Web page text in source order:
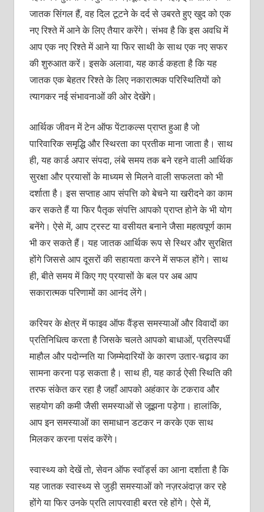
जातक सिंगल हैं, वह दिल टूटने के दर्द से उबरते हुए खुद को एक
नए रिश्ते में आने के लिए तैयार करेंगे। संभव है कि इस अवधि में
आप एक नए रिश्ते में आने या फिर साथी के साथ एक नए सफर
की शुरुआत करें। इसके अलावा, यह कार्ड कहता है कि यह
जातक एक बेहतर रिश्ते के लिए नकारात्मक परिस्थितियों को
त्यागकर नई संभावनाओं की ओर देखेंगे।
आर्थिक जीवन में टेन ऑफ पेंटाकल्स प्राप्त हुआ है जो
पारिवारिक समृद्धि और स्थिरता का प्रतीक माना जाता है। साथ
ही, यह कार्ड अपार संपदा, लंबे समय तक बने रहने वाली आर्थिक
सुरक्षा और प्रयासों के माध्यम से मिलने वाली सफलता को भी
दर्शाता है। इस सप्ताह आप संपत्ति को बेचने या खरीदने का काम
कर सकते हैं या फिर पैतृक संपत्ति आपको प्राप्त होने के भी योग
बनेंगे। ऐसे में, आप ट्रस्ट या वसीयत बनाने जैसा महत्वपूर्ण काम
भी कर सकते हैं। यह जातक आर्थिक रूप से स्थिर और सुरक्षित
होंगे जिससे आप दूसरों की सहायता करने में सफल होंगे। साथ
ही, बीते समय में किए गए प्रयासों के बल पर अब आप
सकारात्मक परिणामों का आनंद लेंगे।
करियर के क्षेत्र में फाइव ऑफ वैंड्स समस्याओं और विवादों का
प्रतिनिधित्व करता है जिसके चलते आपको बाधाओं, प्रतिस्पर्धी
माहौल और पदोन्नति या जिम्मेदारियों के कारण उतार-चढ़ाव का
सामना करना पड़ सकता है। साथ ही, यह कार्ड ऐसी स्थिति की
तरफ संकेत कर रहा है जहाँ आपको अहंकार के टकराव और
सहयोग की कमी जैसी समस्याओं से जूझना पड़ेगा। हालांकि,
आप इन समस्याओं का समाधान डटकर न करके एक साथ
मिलकर करना पसंद करेंगे।
स्वास्थ्य को देखें तो, सेवन ऑफ स्वॉर्ड्स का आना दर्शाता है कि
यह जातक स्वास्थ्य से जुड़ी समस्याओं को नज़रअंदाज़ कर रहे
होंगे या फिर उनके प्रति लापरवाही बरत रहे होंगे। ऐसे में,